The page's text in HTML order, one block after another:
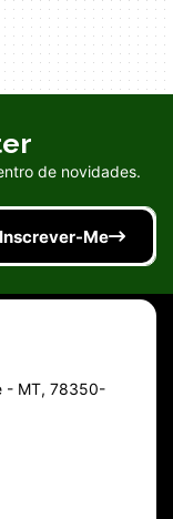
de novidades.
Inscrever-Me
- MT, 78350-